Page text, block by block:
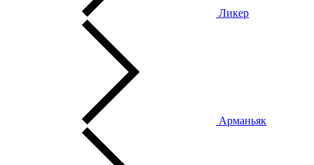
Ликер
Арманьяк